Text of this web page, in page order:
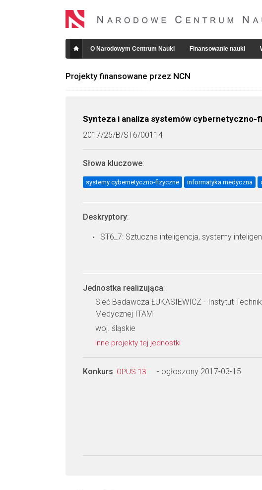
O Narodowym Centrum Nauki Finansowanie nauki
Projekty finansowane przez NCN
Synteza i analiza systemów
2017/25/B/ST6/00114
Słowa kluczowe:
systemy cybernetyczno-fizyczne informatyka medyczna
Deskryptory:
ST6_7: Sztuczna inteligencja, systemy
Jednostka realizująca:
Sieć Badawcza ŁUKASIEWICZ - Instytut
Medycznej ITAM
woj. śląskie
Inne projekty tej jednostki
Konkurs: OPUS 13 - ogłoszony 2017-03-15